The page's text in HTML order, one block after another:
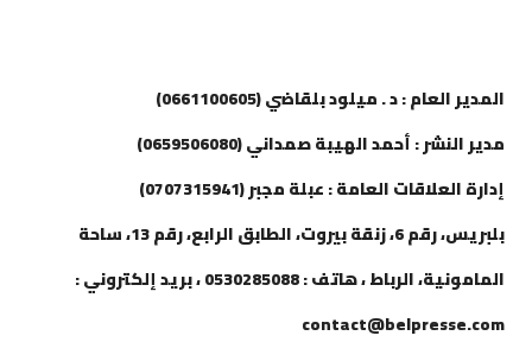
المدير العام : د . ميلود بلقاضي (0661100605)
مدير النشر : أحمد الهيبة صمداني (0659506080)
إدارة العلاقات العامة : عبلة مجبر (0707315941)
بلبريس، رقم 6، زنقة بيروت، الطابق الرابع، رقم 13، ساحة
المامونية، الرباط ، هاتف : 0530285088 ، بريد إلكتروني :
contact@belpresse.com